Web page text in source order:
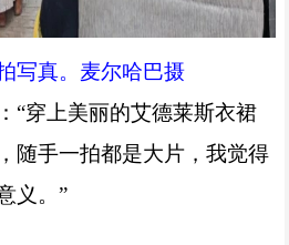
写真。麦尔哈巴摄
“穿上美丽的艾德莱斯衣裙
随手一拍都是大片，我觉得
义。”